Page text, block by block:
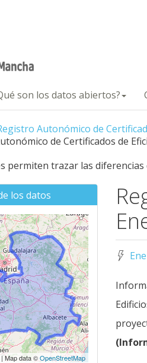
son los datos abiertos?
Autonómico de
de Certificados de
permiten trazar las
los datos
Map data ©OpenStreetMap